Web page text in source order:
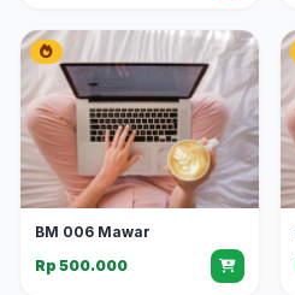
BM 006 Mawar
Rp 500.000